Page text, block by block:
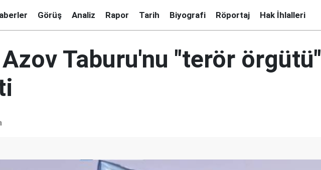
Görüş Analiz Rapor Tarih Biyografi Röportaj Hak İhlalleri
Taburu'nu "terör örgütü"